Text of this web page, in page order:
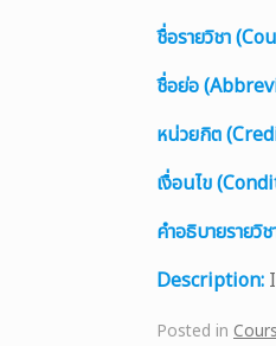
ชื่อรายวิชา
ชื่อย่อ
หน่วยกิต
เงื่อนไข
คำอธิบายรายวิช
Description:
Posted in